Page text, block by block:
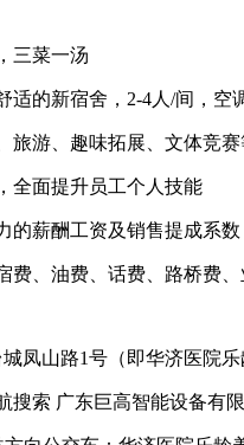
三菜一汤
适的新宿舍，2-4人/间，
旅游、趣味拓展、文体竞赛
全面提升员工个人技能
的薪酬工资及销售提成系
费、油费、话费、路桥费
凤山路1号（即华济医院乐
搜索 广东巨高智能设备有